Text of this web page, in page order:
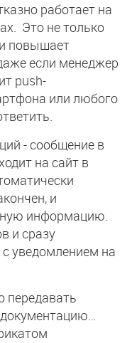
работает на
Это не только
повышает
если менеджер
push-
или любого
- сообщение в
на сайт в
и
информацию.
и сразу
с уведомлением на
передавать